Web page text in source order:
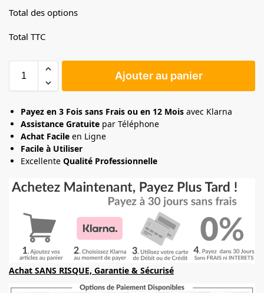
Total des options
Total TTC
Ajouter au panier
Payez en 3 Fois sans Frais ou en 12 Mois avec Klarna
Assistance Gratuite par Téléphone
Achat Facile en Ligne
Facile à Utiliser
Excellente Qualité Professionnelle
Achat SANS RISQUE, Garantie & Sécurisé